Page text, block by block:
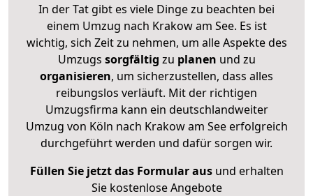
In der Tat gibt es viele Dinge zu beachten bei
einem Umzug nach Krakow am See. Es ist
wichtig, sich Zeit zu nehmen, um alle Aspekte des
Umzugs sorgfältig zu planen und zu
organisieren, um sicherzustellen, dass alles
reibungslos verläuft. Mit der richtigen
Umzugsfirma kann ein deutschlandweiter
Umzug von Köln nach Krakow am See erfolgreich
durchgeführt werden und dafür sorgen wir.
Füllen Sie jetzt das Formular ausund erhalten
Sie kostenlose Angebote